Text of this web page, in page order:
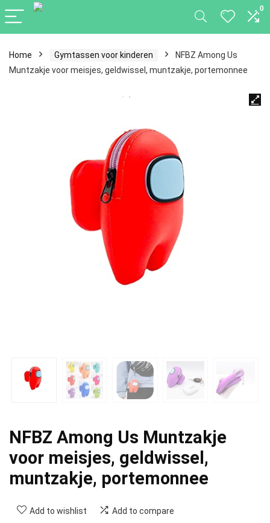
0
Home Gymtassen voor kinderen
NFBZ Among Us
Muntzakje voor meisjes, geldwissel, muntzakje, portemonnee
NFBZ Among Us Muntzakje
voor meisjes, geldwissel,
muntzakje, portemonnee
Add to wishlist Add to compare